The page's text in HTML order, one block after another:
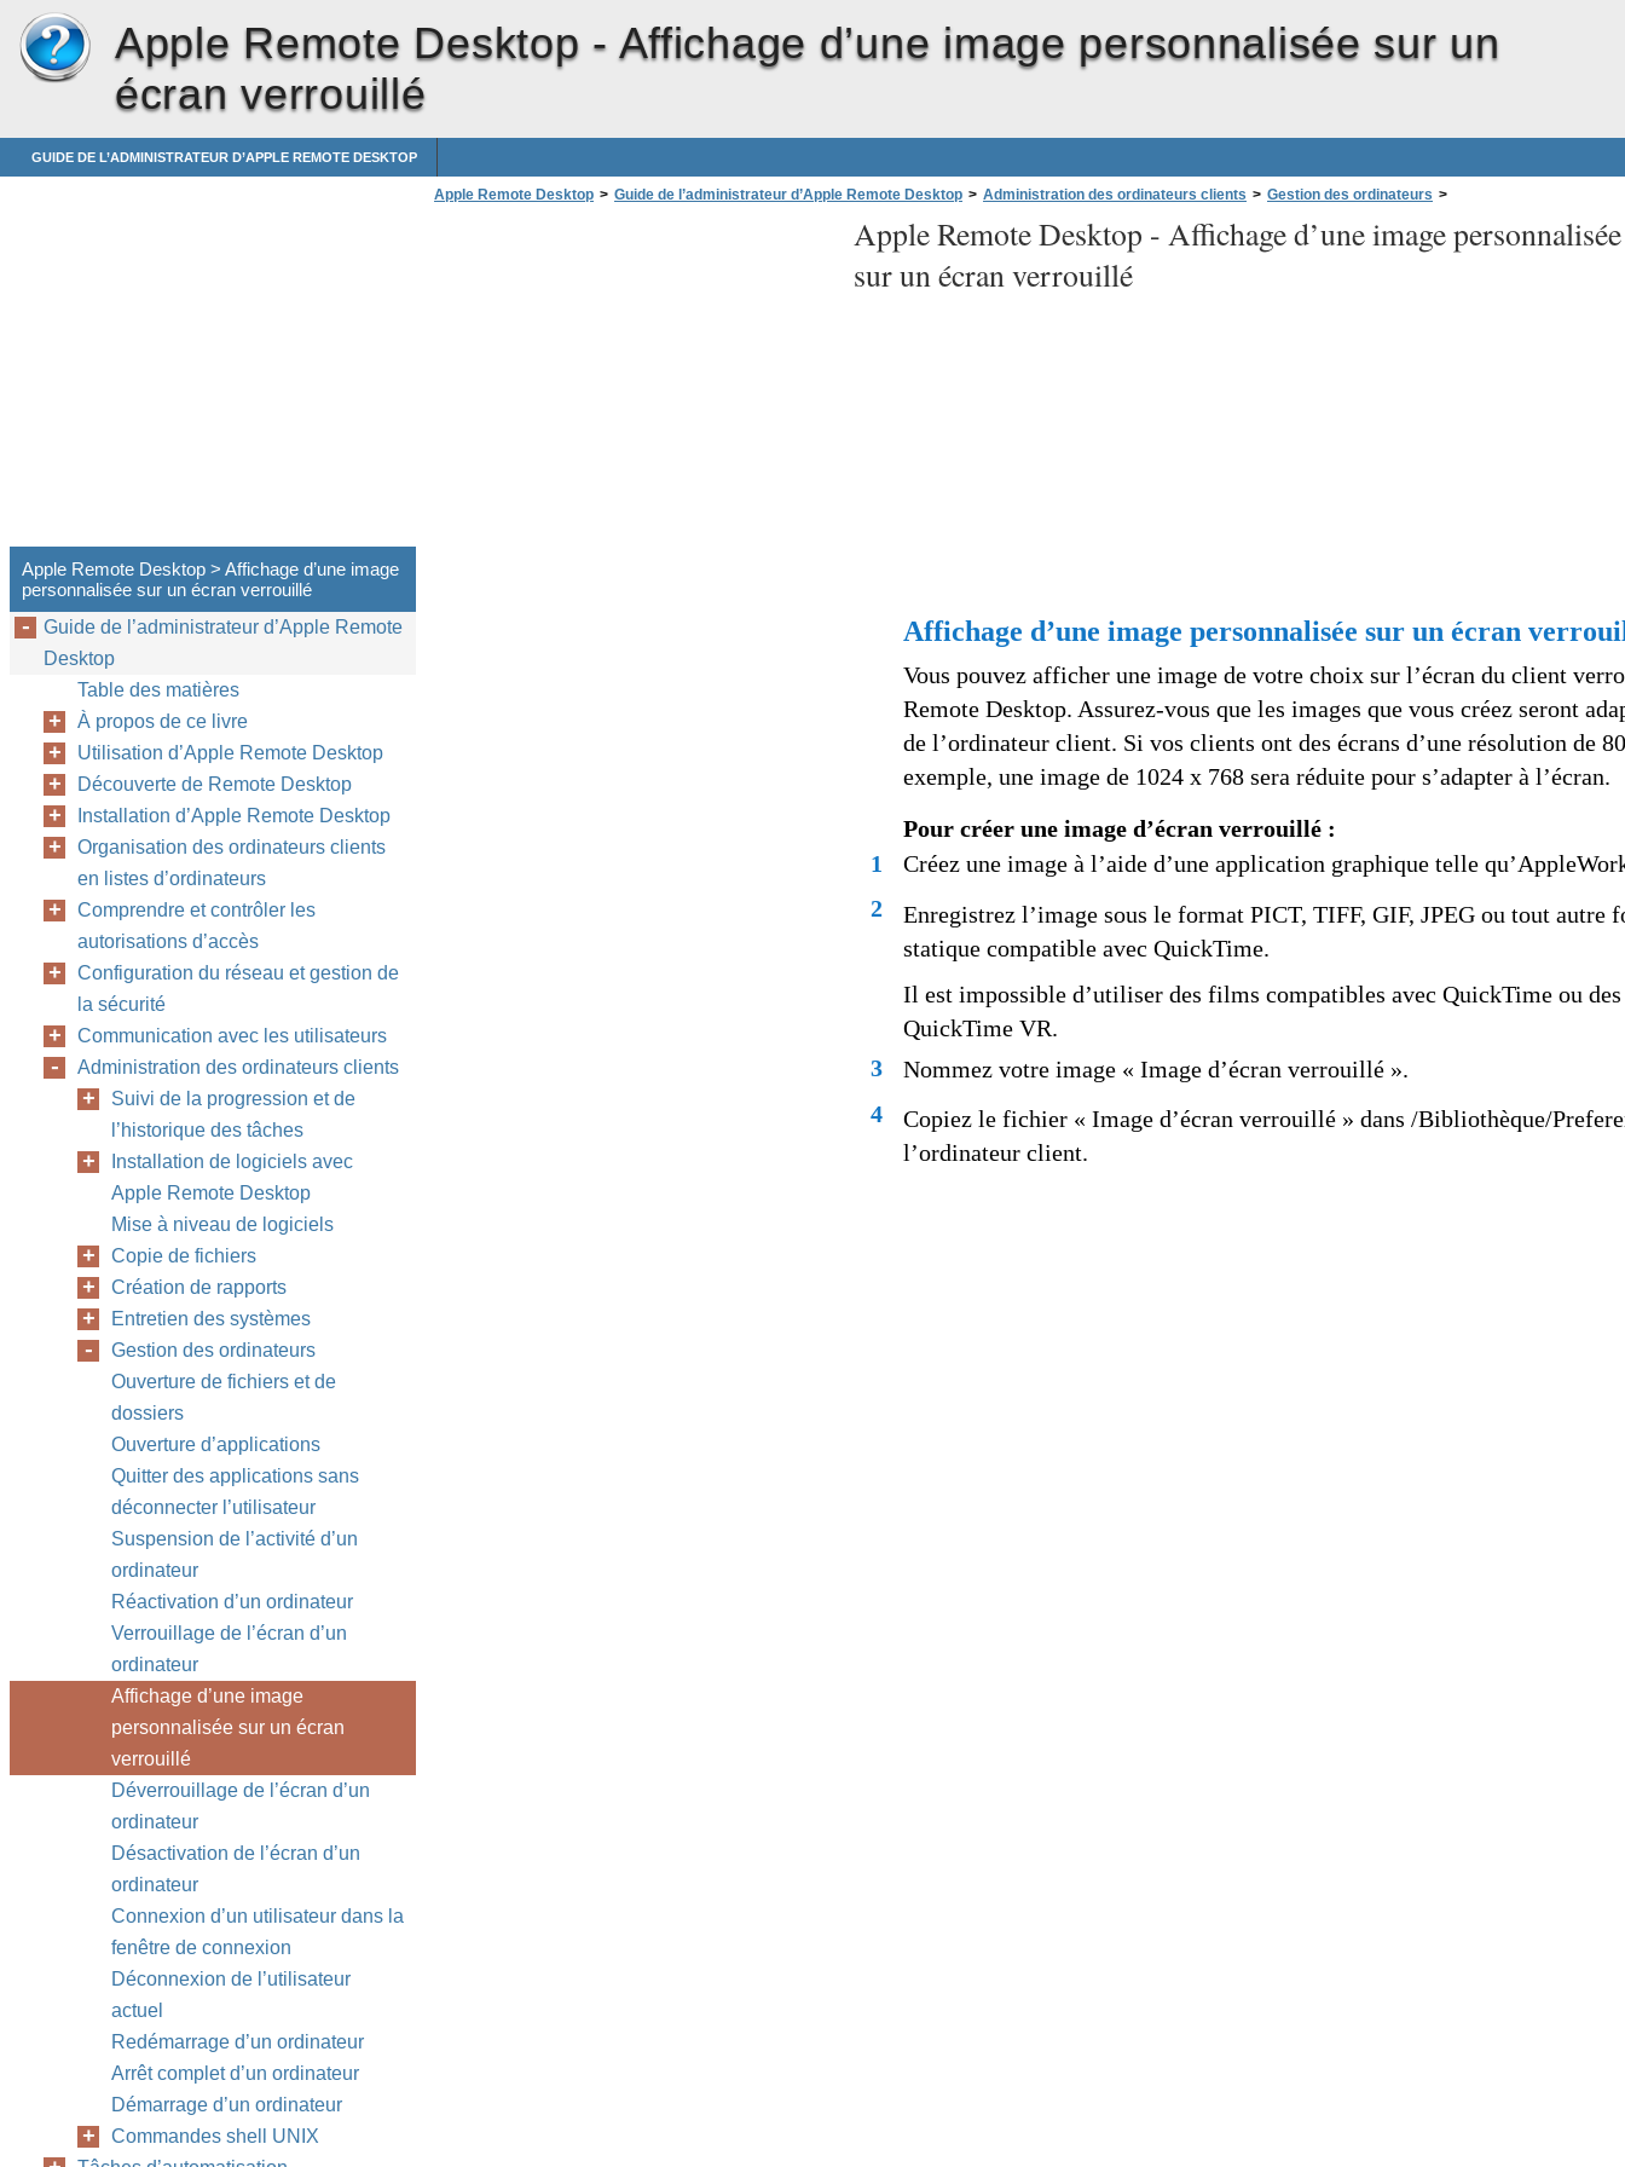
Apple Remote Desktop - Affichage d’une image personnalisée sur un
écran verrouillé
GUIDE DE L’ADMINISTRATEUR D’APPLE REMOTE DESKTOP
Apple Remote Desktop > Guide de l’administrateur d’Apple Remote Desktop > Administration des ordinateurs clients > Gestion des ordinateurs >
Apple Remote Desktop - Affichage d’une image personnalisée
sur un écran verrouillé
Affichage d’une image personnalisée sur un écran
Vous pouvez afficher une image de votre choix sur l’écran du client
Remote Desktop. Assurez-vous que les images que vous créez seront
de l’ordinateur client. Si vos clients ont des écrans d’une résolution de
exemple, une image de 1024 x 768 sera réduite pour s’adapter à l’écran.
Pour créer une image d’écran verrouillé :
1
Créez une image à l’aide d’une application graphique telle
2
Enregistrez l’image sous le format PICT, TIFF, GIF, JPEG ou tout autre
statique compatible avec QuickTime.
Il est impossible d’utiliser des films compatibles avec QuickTime ou
QuickTime VR.
3
Nommez votre image « Image d’écran verrouillé ».
4
Copiez le fichier « Image d’écran verrouillé » dans /Bibliothèque/
l’ordinateur client.
Apple Remote Desktop > Affichage d’une image
personnalisée sur un écran verrouillé
Guide de l’administrateur d’Apple Remote
Desktop
Table des matières
À propos de ce livre
Utilisation d’Apple Remote Desktop
Découverte de Remote Desktop
Installation d’Apple Remote Desktop
Organisation des ordinateurs clients
en listes d’ordinateurs
Comprendre et contrôler les
autorisations d’accès
Configuration du réseau et gestion de
la sécurité
Communication avec les utilisateurs
Administration des ordinateurs clients
Suivi de la progression et de
l’historique des tâches
Installation de logiciels avec
Apple Remote Desktop
Mise à niveau de logiciels
Copie de fichiers
Création de rapports
Entretien des systèmes
Gestion des ordinateurs
Ouverture de fichiers et de
dossiers
Ouverture d’applications
Quitter des applications sans
déconnecter l’utilisateur
Suspension de l’activité d’un
ordinateur
Réactivation d’un ordinateur
Verrouillage de l’écran d’un
ordinateur
Affichage d’une image
personnalisée sur un écran
verrouillé
Déverrouillage de l’écran d’un
ordinateur
Désactivation de l’écran d’un
ordinateur
Connexion d’un utilisateur dans la
fenêtre de connexion
Déconnexion de l’utilisateur
actuel
Redémarrage d’un ordinateur
Arrêt complet d’un ordinateur
Démarrage d’un ordinateur
Commandes shell UNIX